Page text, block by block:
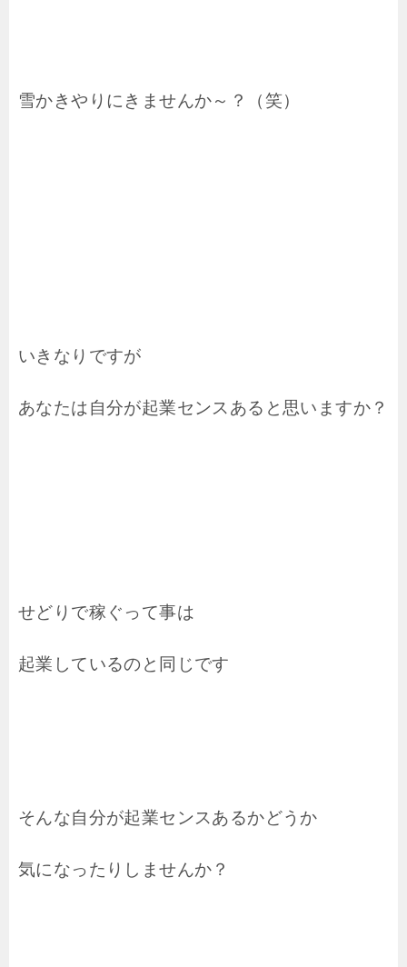
雪かきやりにきませんか～？（笑）
いきなりですが
あなたは自分が起業センスあると思いますか？
せどりで稼ぐって事は
起業しているのと同じです
そんな自分が起業センスあるかどうか
気になったりしませんか？